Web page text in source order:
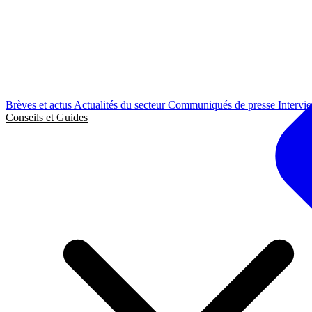
Brèves et actus Actualités du secteurCommuniqués de presse
Conseils et Guides